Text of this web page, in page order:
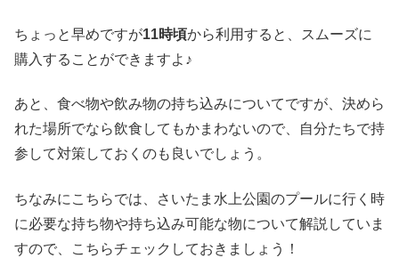
ちょっと早めですが11時頃から利用すると、スムーズに
購入することができますよ♪
あと、食べ物や飲み物の持ち込みについてですが、決めら
れた場所でなら飲食してもかまわないので、自分たちで持
参して対策しておくのも良いでしょう。
ちなみにこちらでは、さいたま水上公園のプールに行く時
に必要な持ち物や持ち込み可能な物について解説していま
すので、こちらチェックしておきましょう！